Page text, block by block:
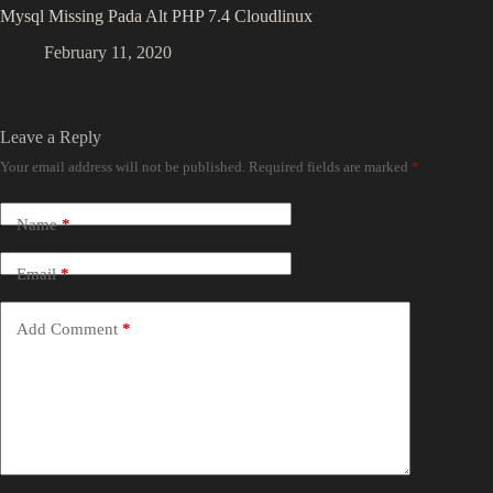
Mysql Missing Pada Alt PHP 7.4 Cloudlinux
February 11, 2020
Leave a Reply
Your email address will not be published. Required fields are marked *
Name*
Email*
Add Comment *